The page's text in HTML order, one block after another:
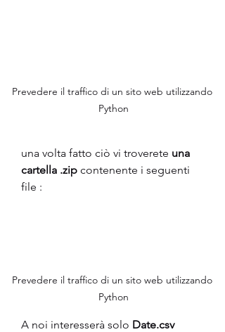
Prevedere il traffico di un sito web utilizzando
Python
una volta fatto ciò vi troverete una
cartella .zip contenente i seguenti
file :
Prevedere il traffico di un sito web utilizzando
Python
A noi interesserà solo Date.csv